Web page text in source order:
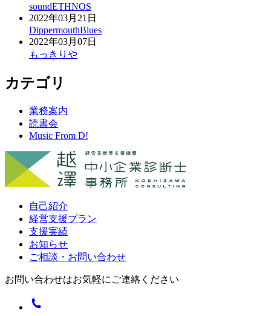
soundETHNOS
2022年03月21日
DippermouthBlues
2022年03月07日
もっきりや
カテゴリ
業務案内
読書会
Music From D!
自己紹介
経営支援プラン
支援実績
お知らせ
ご相談・お問い合わせ
お問い合わせはお気軽にご連絡ください